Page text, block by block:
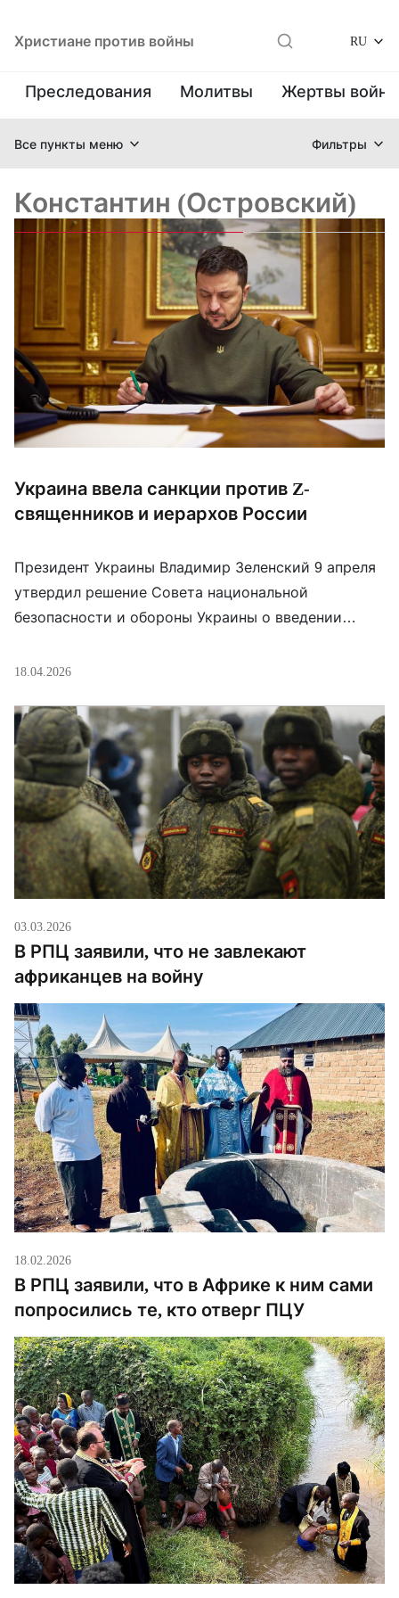
Христиане против войны RU
Преследования Молитвы Жертвы
Все пункты меню Фильтры
Константин (Островский)
Украина ввела санкции против Z-
священников и иерархов России
Президент Украины Владимир Зеленский 9 апреля
утвердил решение Совета национальной
безопасности и обороны Украины о введении
деятелей РФ, поддерживающих войну против
Барцев, протоиерей РПЦ; *Дмитрий Василенков,
главный военный священник РПЦ в зоне «СВО»;
*Евгений Никифоров, руководитель православного
объединения «Радонеж»; *Андрей Новиков ,
протоиерей РПЦ; […]
18.04.2026
03.03.2026
В РПЦ заявили, что не завлекают
африканцев на войну
18.02.2026
В РПЦ заявили, что в Африке к ним сами
попросились те, кто отверг ПЦУ